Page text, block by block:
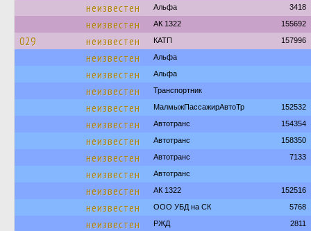
неизвестен Альфа 3418
неизвестен АК 1322 155692
029 неизвестен КАТП 157996
неизвестен Альфа
неизвестен Альфа
неизвестен Транспортник
неизвестен МалмыжПассажирАвтоТр 152532
неизвестен Автотранс 154354
неизвестен Автотранс 158350
неизвестен Автотранс 7133
неизвестен Автотранс
неизвестен АК 1322 152516
неизвестен ООО УБД на СК 5768
неизвестен РЖД 2811